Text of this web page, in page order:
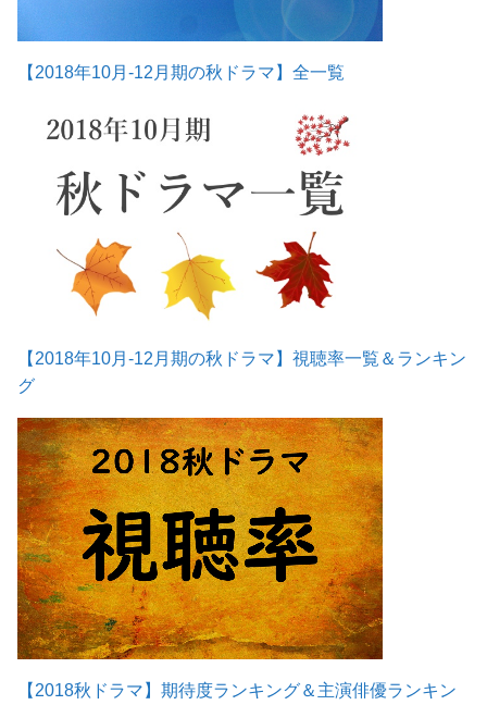
【2018年10月-12月期の秋ドラマ】全一覧
【2018年10月-12月期の秋ドラマ】視聴率一覧＆ランキン
グ
【2018秋ドラマ】期待度ランキング＆主演俳優ランキン